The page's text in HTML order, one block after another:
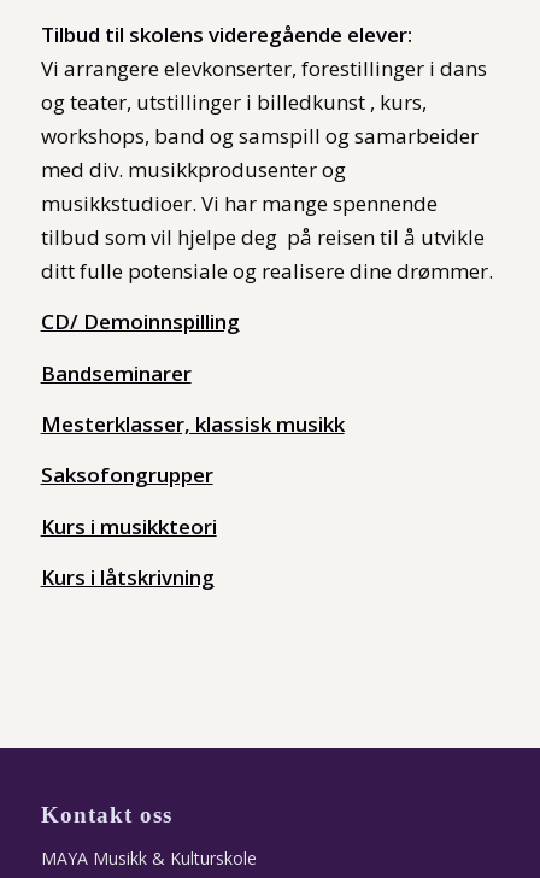
Tilbud til skolens videregående elever:
Vi arrangere elevkonserter, forestillinger i dans
og teater, utstillinger i billedkunst , kurs,
workshops, band og samspill og samarbeider
med div. musikkprodusenter og
musikkstudioer. Vi har mange spennende
tilbud som vil hjelpe deg på reisen til å utvikle
ditt fulle potensiale og realisere dine drømmer.
CD/ Demoinnspilling
Bandseminarer
Mesterklasser, klassisk musikk
Saksofongrupper
Kurs i musikkteori
Kurs i låtskrivning
Kontakt oss
MAYA Musikk & Kulturskole